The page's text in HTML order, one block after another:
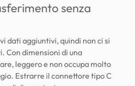
senza
dati aggiuntivi, quindi non ci si
Con dimensioni di una
leggero e non occupa molto
Estrarre il connettore tipo C